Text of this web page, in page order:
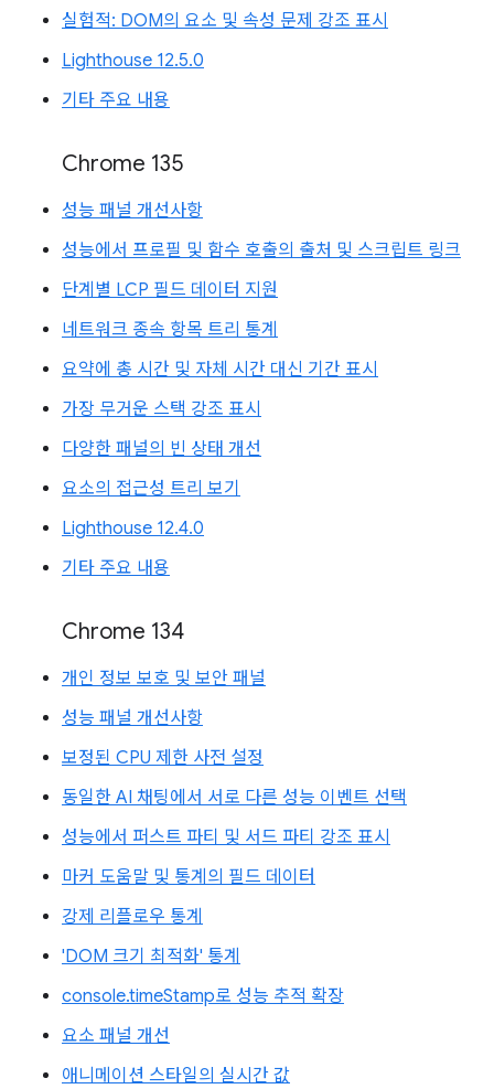
실험적: DOM의 요소 및 속성 문제 강조 표시
Lighthouse 12.5.0
기타 주요 내용
Chrome 135
성능 패널 개선사항
성능에서 프로필 및 함수 호출의 출처 및 스크립트 링크
단계별 LCP 필드 데이터 지원
네트워크 종속 항목 트리 통계
요약에 총 시간 및 자체 시간 대신 기간 표시
가장 무거운 스택 강조 표시
다양한 패널의 빈 상태 개선
요소의 접근성 트리 보기
Lighthouse 12.4.0
기타 주요 내용
Chrome 134
개인 정보 보호 및 보안 패널
성능 패널 개선사항
보정된 CPU 제한 사전 설정
동일한 AI 채팅에서 서로 다른 성능 이벤트 선택
성능에서 퍼스트 파티 및 서드 파티 강조 표시
마커 도움말 및 통계의 필드 데이터
강제 리플로우 통계
'DOM 크기 최적화' 통계
console.timeStamp로 성능 추적 확장
요소 패널 개선
애니메이션 스타일의 실시간 값